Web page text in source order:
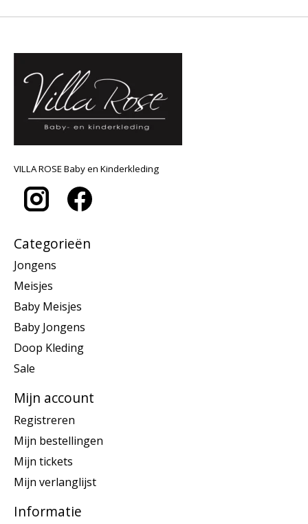
VILLA ROSE Baby en Kinderkleding
Categorieën
Jongens
Meisjes
Baby Meisjes
Baby Jongens
Doop Kleding
Sale
Mijn account
Registreren
Mijn bestellingen
Mijn tickets
Mijn verlanglijst
Informatie